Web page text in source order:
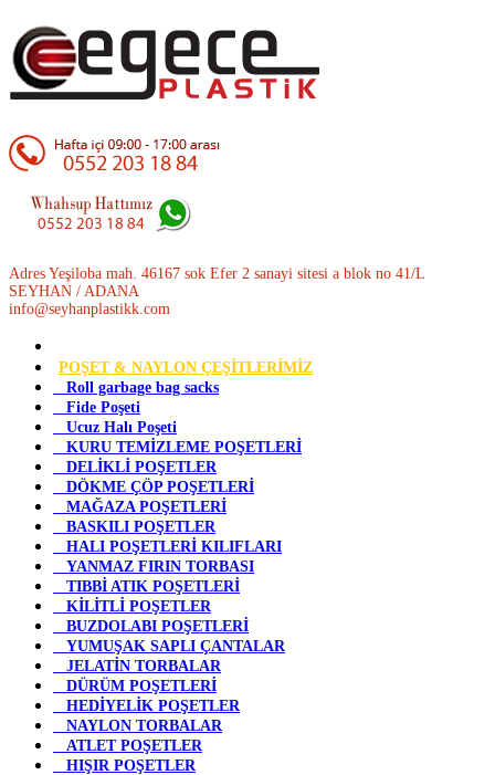
Adres Yeşiloba mah. 46167 sok Efer 2 sanayi sitesi a blok no 41/L
SEYHAN / ADANA
info@seyhanplastikk.com
POŞET & NAYLON ÇEŞİTLERİMİZ
Roll garbage bag sacks
Fide Poşeti
Ucuz Halı Poşeti
KURU TEMİZLEME POŞETLERİ
DELİKLİ POŞETLER
DÖKME ÇÖP POŞETLERİ
MAĞAZA POŞETLERİ
BASKILI POŞETLER
HALI POŞETLERİ KILIFLARI
YANMAZ FIRIN TORBASI
TIBBİ ATIK POŞETLERİ
KİLİTLİ POŞETLER
BUZDOLABI POŞETLERİ
YUMUŞAK SAPLI ÇANTALAR
JELATİN TORBALAR
DÜRÜM POŞETLERİ
HEDİYELİK POŞETLER
NAYLON TORBALAR
ATLET POŞETLER
HIŞIR POŞETLER